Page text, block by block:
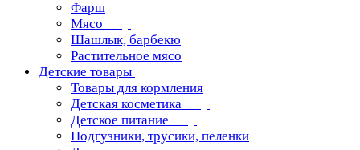
Фарш
Мясо
Шашлык, барбекю
Растительное мясо
Детские товары
Товары для кормления
Детская косметика
Детское питание
Подгузники, трусики, пеленки